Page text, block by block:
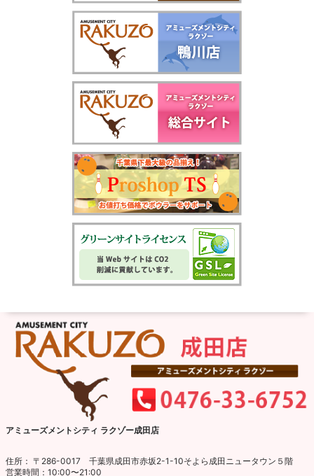
アミューズメントシティ ラクゾー成田店
住所： 〒286-0017 千葉県成田市赤坂2-1-10そよら成田ニュータウン５階
営業時間：10:00〜21:00